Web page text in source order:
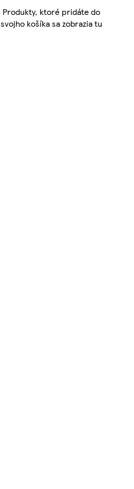
Produkty, ktoré pridáte do
svojho košíka sa zobrazia tu